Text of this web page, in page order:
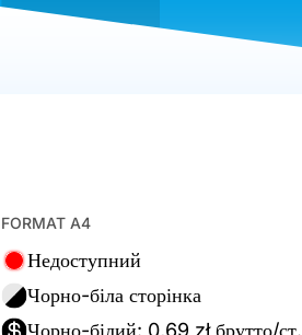
FORMAT A4
Недоступний
Чорно-біла сторінка
Чорно-білий: 0,69 zł брутто/ст.